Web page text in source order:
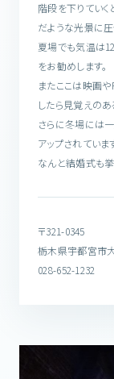
階段を下りていく
だような光景に
夏場でも気温は
をお勧めします。
またここは映画
したら見覚えの
さらに冬場には
アップされていま
なんと結婚式も挙
〒321-0345
栃木県宇都宮市
028-652-1232